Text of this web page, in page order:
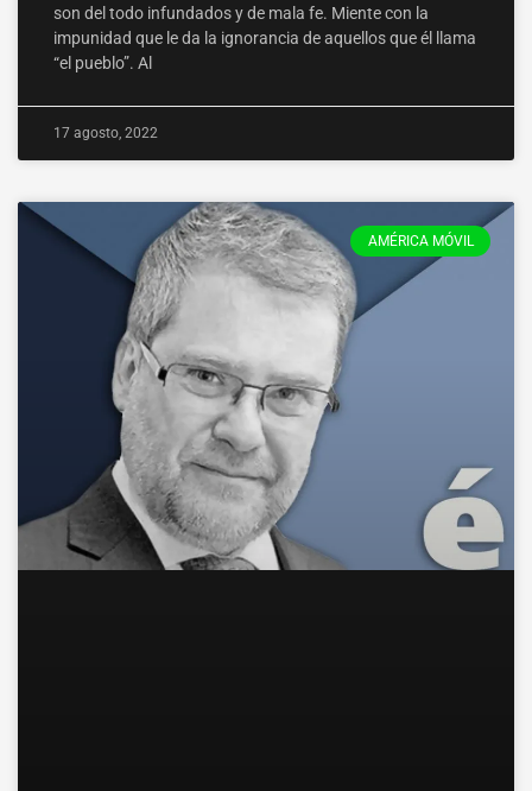
son del todo infundados y de mala fe. Miente con la
impunidad que le da la ignorancia de aquellos que él llama
“el pueblo”. Al
17 agosto, 2022
AMÉRICA MÓVIL